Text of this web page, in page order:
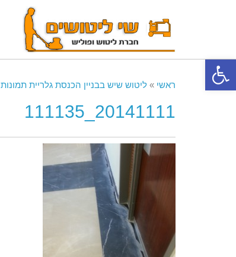
פתח סרגל נגישות
ראשי » ליטוש שיש בבניין הכנסת גלריית תמונות
20141111_111135